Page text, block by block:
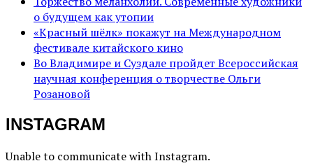
о будущем как утопии
«Красный шёлк» покажут на Международном
фестивале китайского кино
Во Владимире и Суздале пройдет Всероссийская
научная конференция о творчестве Ольги
Розановой
INSTAGRAM
Unable to communicate with Instagram.